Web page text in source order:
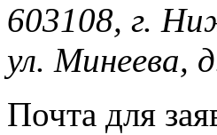
603108, г.
ул. Минеева,
Почта для